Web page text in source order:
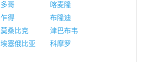
多哥
喀麦隆
乍得
布隆迪
莫桑比克
津巴布韦
埃塞俄比亚
科摩罗